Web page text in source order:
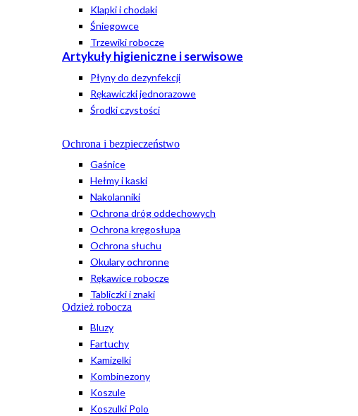
Klapki i chodaki
Śniegowce
Trzewiki robocze
Artykuły higieniczne i serwisowe
Płyny do dezynfekcji
Rękawiczki jednorazowe
Środki czystości
Ochrona i bezpieczeństwo
Gaśnice
Hełmy i kaski
Nakolanniki
Ochrona dróg oddechowych
Ochrona kręgosłupa
Ochrona słuchu
Okulary ochronne
Rękawice robocze
Tabliczki i znaki
Odzież robocza
Bluzy
Fartuchy
Kamizelki
Kombinezony
Koszule
Koszulki Polo